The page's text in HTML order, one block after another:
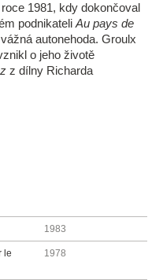
1981, kdy dokončoval
podnikateli Au pays de
autonehoda. Groulx
o jeho životě
z dílny Richarda
1983
le
1978